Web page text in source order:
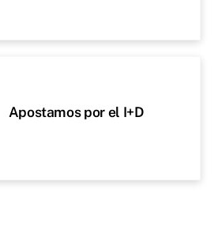
Apostamos por el I+D